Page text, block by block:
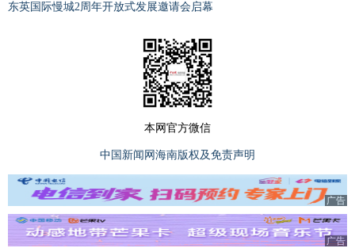
东英国际慢城2周年开放式发展邀请会启幕
本网官方微信
中国新闻网海南版权及免责声明
广告
广告